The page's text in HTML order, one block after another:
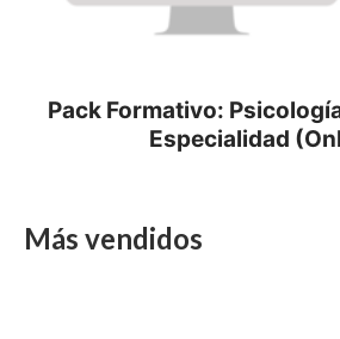
Pack Formativo:
Especialidad
Más vendidos